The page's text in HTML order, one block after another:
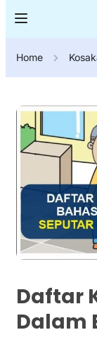
Home
Daftar
Dalam